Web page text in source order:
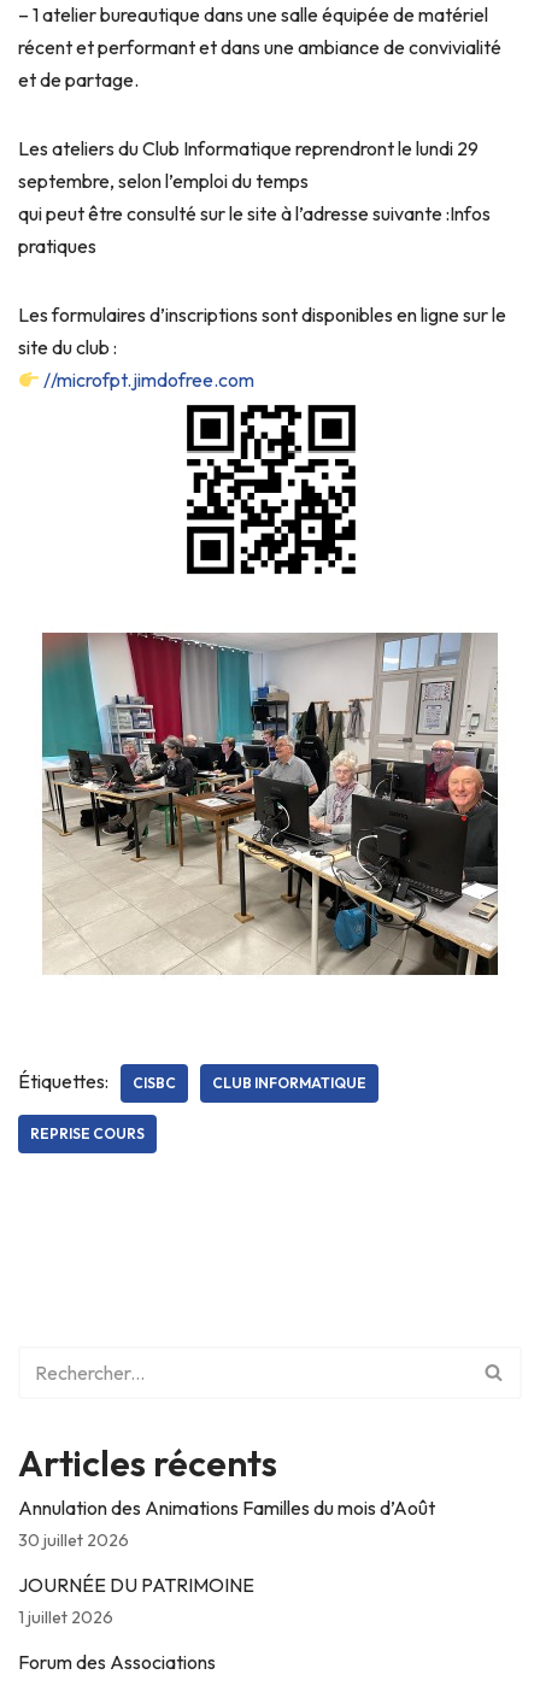
– 1 atelier bureautique dans une salle équipée de matériel
récent et performant et dans une ambiance de convivialité
et de partage.
Les ateliers du Club Informatique reprendront le lundi 29
septembre, selon l’emploi du temps
qui peut être consulté sur le site à l’adresse suivante :Infos
pratiques
Les formulaires d’inscriptions sont disponibles en ligne sur le
site du club :
//microfpt.jimdofree.com
Étiquettes: CISBC CLUB INFORMATIQUE
REPRISE COURS
Articles récents
Annulation des Animations Familles du mois d’Août
30 juillet 2026
JOURNÉE DU PATRIMOINE
1 juillet 2026
Forum des Associations